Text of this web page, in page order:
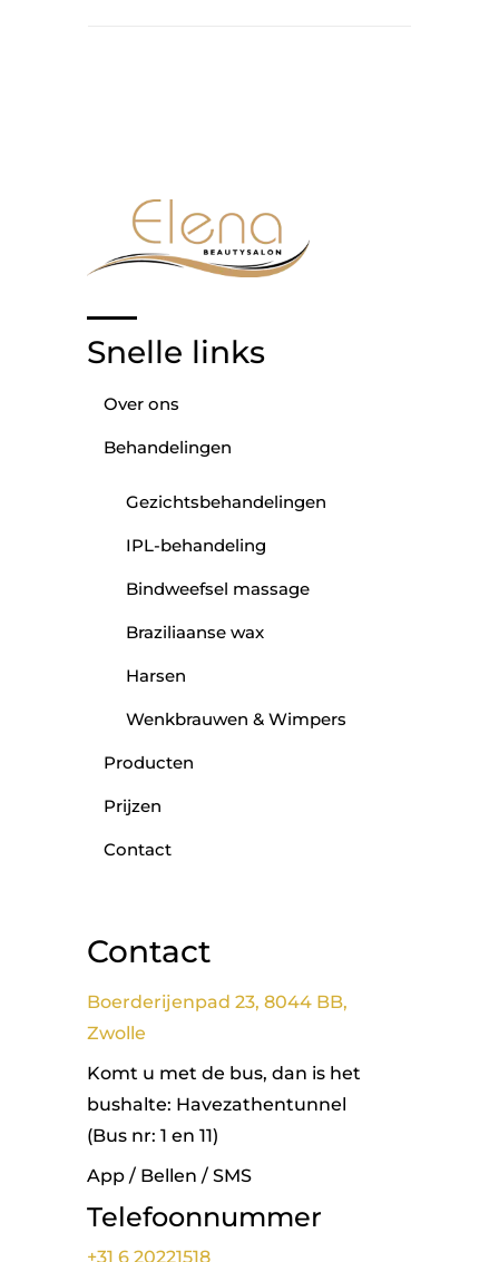
Snelle links
Over ons
Behandelingen
Gezichtsbehandelingen
IPL-behandeling
Bindweefsel massage
Braziliaanse wax
Harsen
Wenkbrauwen & Wimpers
Producten
Prijzen
Contact
Contact
Boerderijenpad 23, 8044 BB,
Zwolle
Komt u met de bus, dan is het
bushalte: Havezathentunnel
(Bus nr: 1 en 11)
App / Bellen / SMS
Telefoonnummer
+31 6 20221518